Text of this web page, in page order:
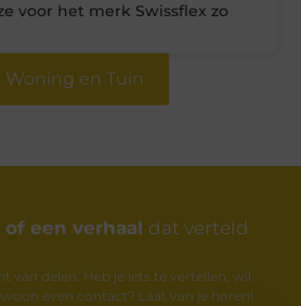
voor het merk Swissflex zo
Woning en Tuin
een verhaal dat verteld
van delen. Heb je iets te vertellen, wil
even contact? Laat van je horen!